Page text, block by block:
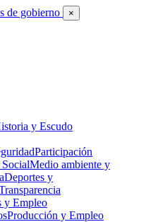
de gobierno ×
y Escudo
Participación
Medio ambiente y
Deportes y
y Empleo
Producción y Empleo